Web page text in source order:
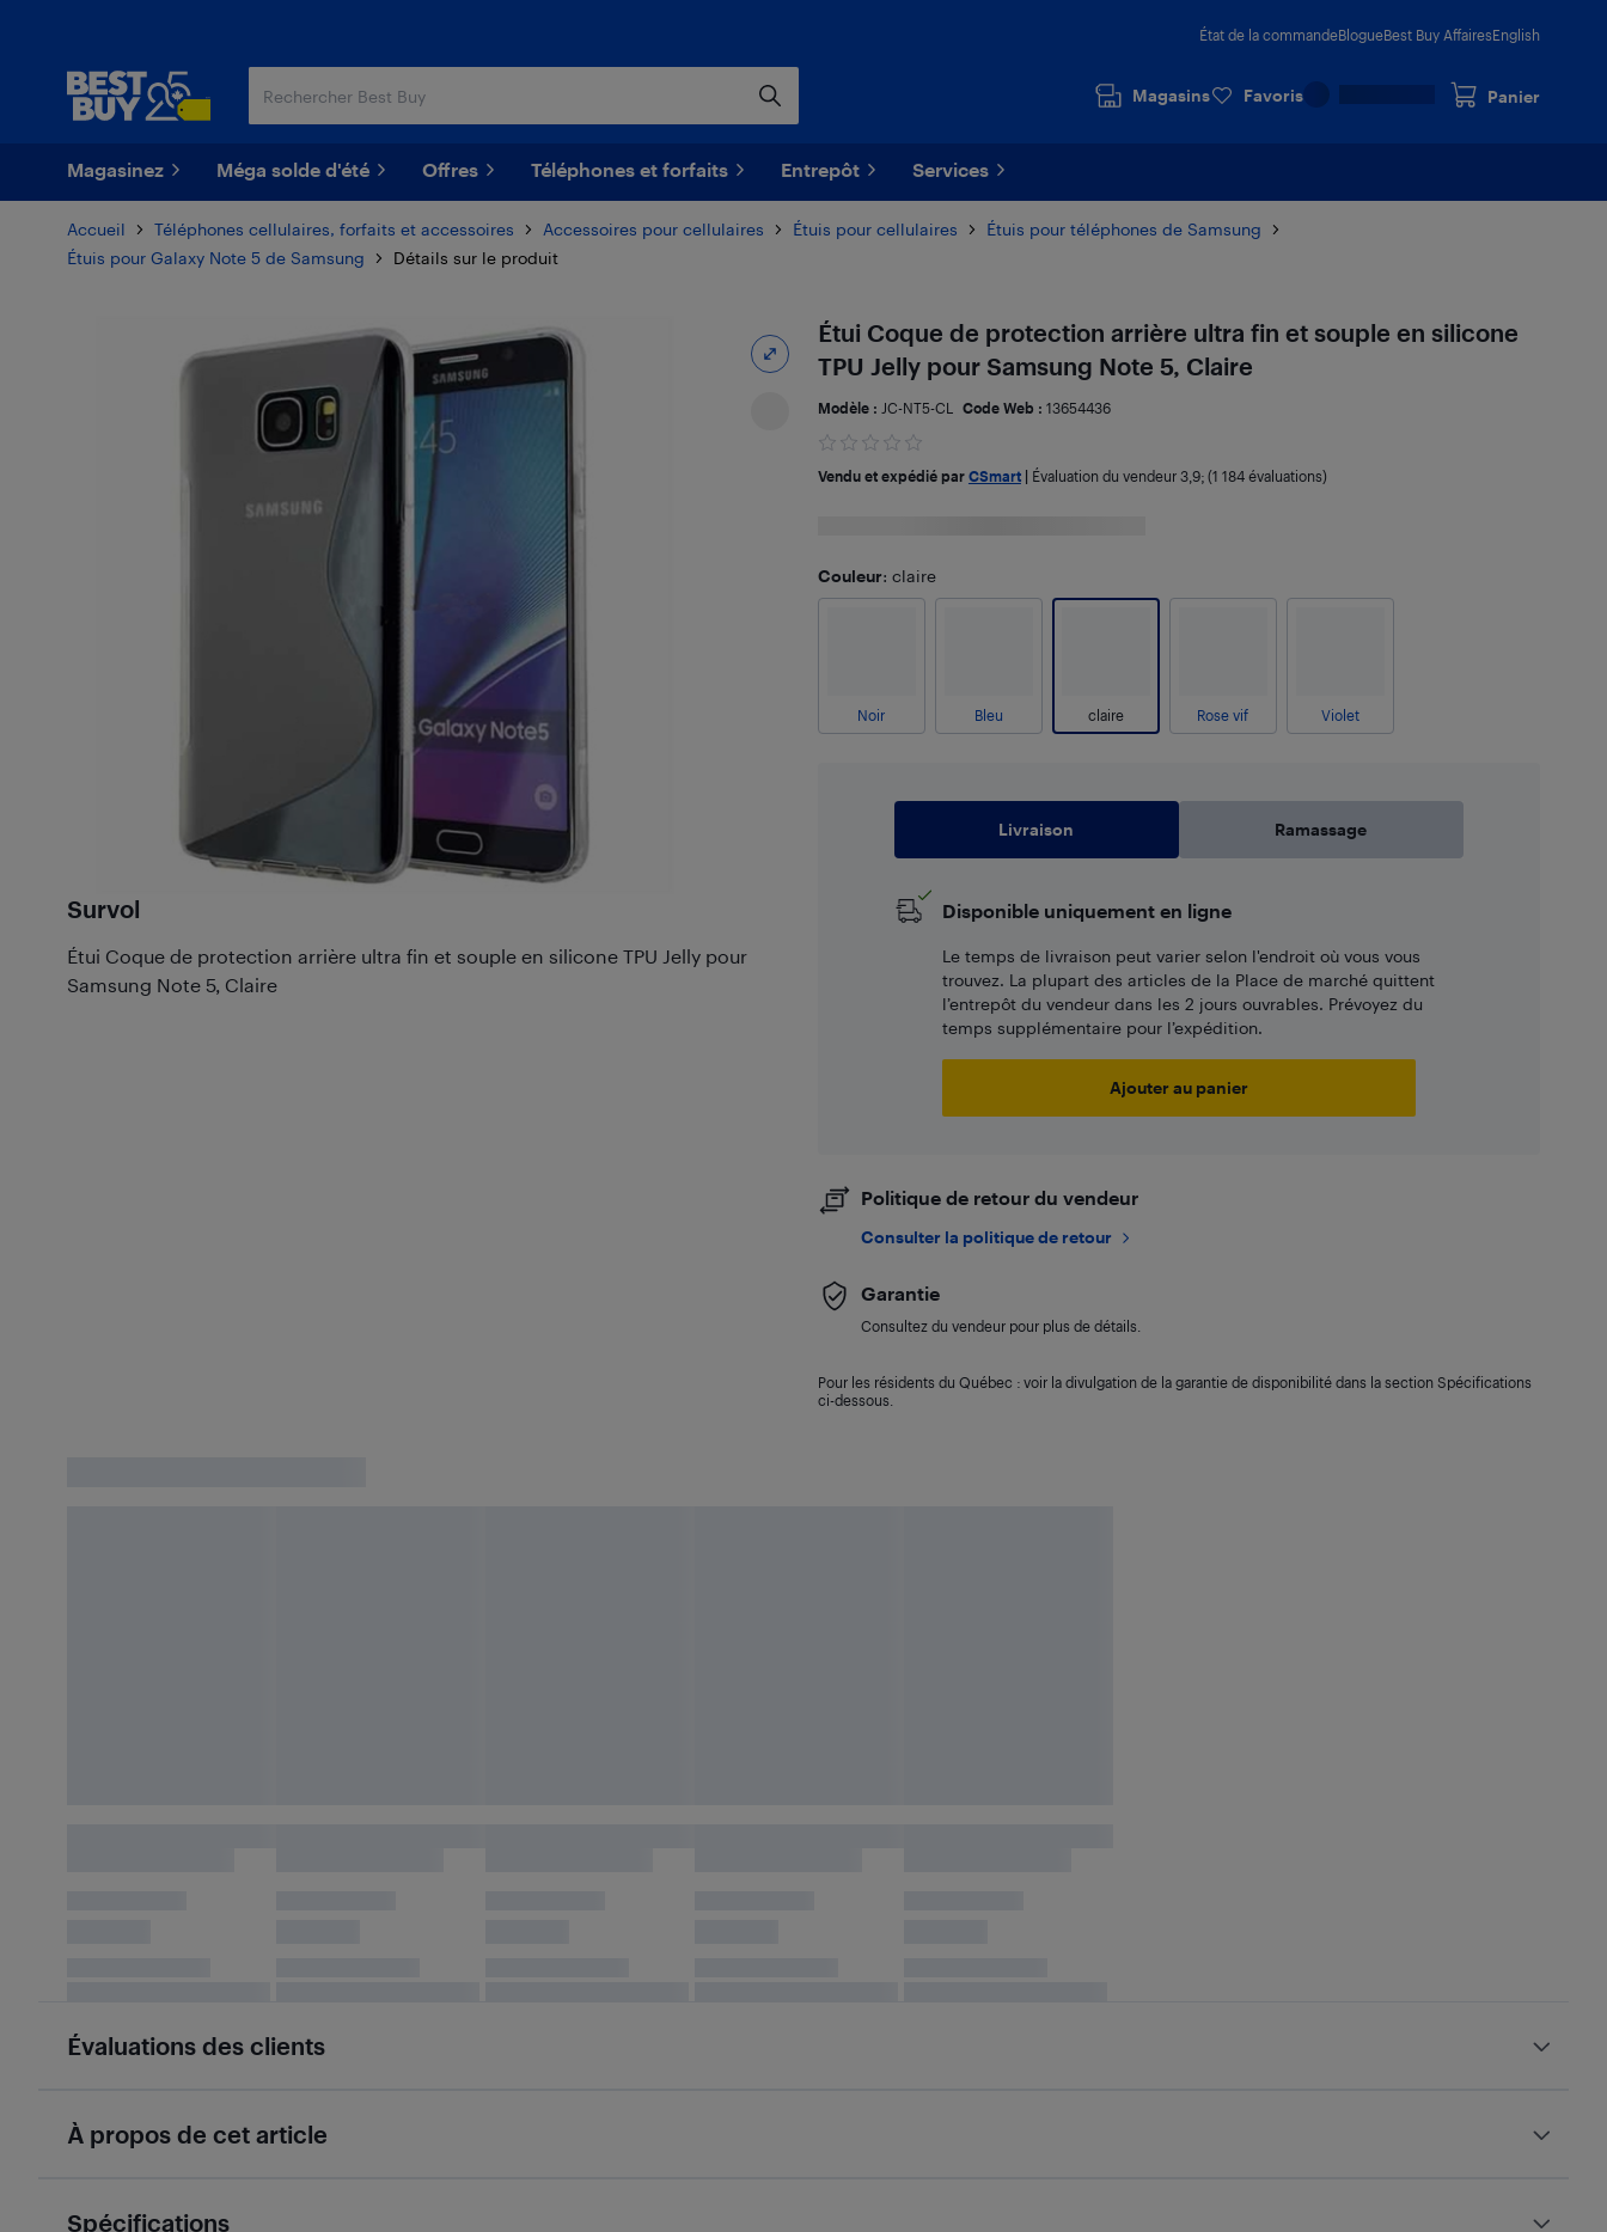
État de la commandeBlogueBest Buy AffairesEnglish
Magasins Favoris Panier
Magasinez Méga solde d'été Offres Téléphones et forfaits Entrepôt Services
Accueil Téléphones cellulaires, forfaits et accessoires Accessoires pour cellulaires Étuis pour cellulaires
Étuis pour téléphones de Samsung
Étuis pour Galaxy Note 5 de Samsung
Détails sur le produit
Survol
Étui Coque de protection arrière ultra fin et souple en silicone TPU Jelly pour
Samsung Note 5, Claire
Étui Coque de protection arrière ultra fin et souple en silicone
TPU Jelly pour Samsung Note 5, Claire
Modèle : JC-NT5-CL Code Web : 13654436
Vendu et expédié par CSmart| Évaluation du vendeur 3,9; (1 184 évaluations)
Couleur: claire
Noir Bleu claire Rose vif Violet
Livraison Ramassage
Disponible uniquement en ligne
Le temps de livraison peut varier selon l'endroit où vous vous
trouvez. La plupart des articles de la Place de marché quittent
l’entrepôt du vendeur dans les 2 jours ouvrables. Prévoyez du
temps supplémentaire pour l’expédition.
Ajouter au panier
Politique de retour du vendeur
Consulter la politique de retour
Garantie
Consultez du vendeur pour plus de détails.
Pour les résidents du Québec : voir la divulgation de la garantie de disponibilité dans la section Spécifications
ci-dessous.
Évaluations des clients
À propos de cet article
Spécifications